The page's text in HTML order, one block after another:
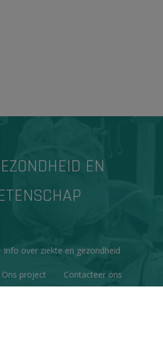
EN
Info over ziekte en gezondheid
Ons project Contacteer ons